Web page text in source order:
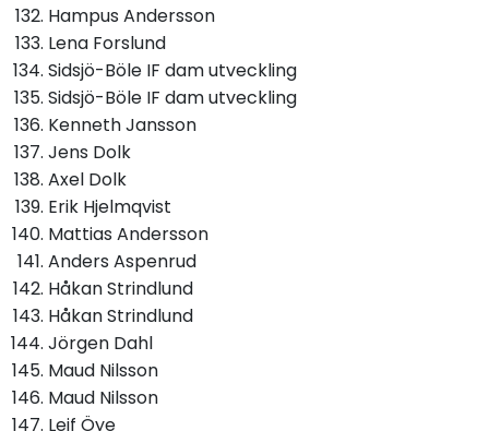
Hampus Andersson
Lena Forslund
Sidsjö-Böle IF dam utveckling
Sidsjö-Böle IF dam utveckling
Kenneth Jansson
Jens Dolk
Axel Dolk
Erik Hjelmqvist
Mattias Andersson
Anders Aspenrud
Håkan Strindlund
Håkan Strindlund
Jörgen Dahl
Maud Nilsson
Maud Nilsson
Leif Öye